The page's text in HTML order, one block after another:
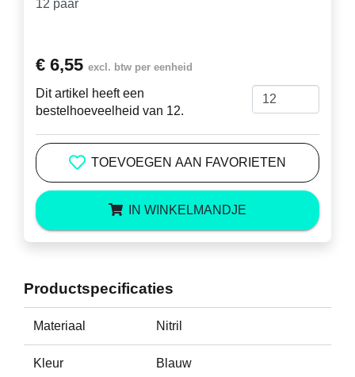
€ 6,55 excl. btw per eenheid
Dit artikel heeft een
bestelhoeveelheid van 12.
TOEVOEGEN AAN FAVORIETEN
IN WINKELMANDJE
Productspecificaties
Materiaal Nitril
Kleur Blauw